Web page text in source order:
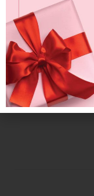
לתכנון חוויה